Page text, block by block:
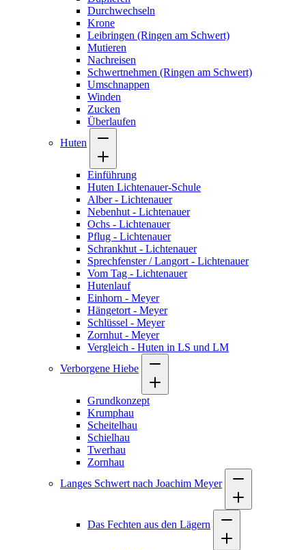
Durchwechseln
Krone
Leibringen (Ringen am Schwert)
Mutieren
Nachreisen
Schwertnehmen (Ringen am Schwert)
Umschnappen
Winden
Zucken
Überlaufen
Huten
Einführung
Huten Lichtenauer-Schule
Alber - Lichtenauer
Nebenhut - Lichtenauer
Ochs - Lichtenauer
Pflug - Lichtenauer
Schrankhut - Lichtenauer
Sprechfenster / Langort - Lichtenauer
Vom Tag - Lichtenauer
Hutenlauf
Einhorn - Meyer
Hängetort - Meyer
Schlüssel - Meyer
Zornhut - Meyer
Vergleich - Huten in LS und LM
Verborgene Hiebe
Grundkonzept
Krumphau
Scheitelhau
Schielhau
Twerhau
Zornhau
Langes Schwert nach Joachim Meyer
Das Fechten aus den Lägern